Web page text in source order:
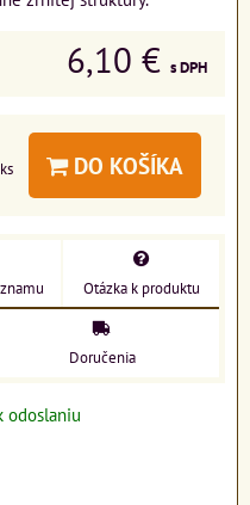
6,10 € s DPH
ks DO KOŠÍKA
Otázka k produktu
Doručenia
odoslaniu